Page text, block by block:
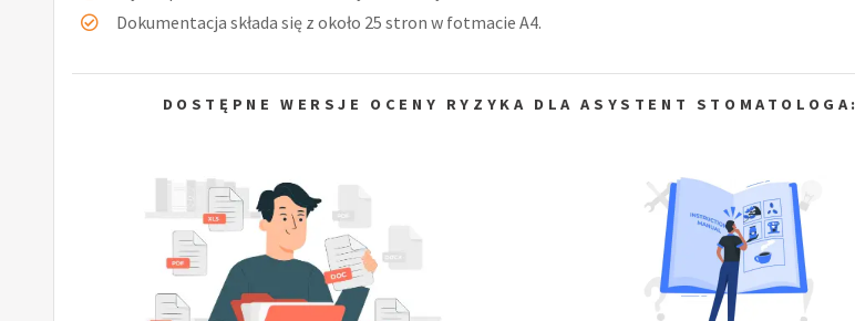
Dokumentacja składa się z około 25 stron w fotmacie A4.
DOSTĘPNE WERSJE OCENY RYZYKA DLA ASYSTENT STOMATOLOGA: